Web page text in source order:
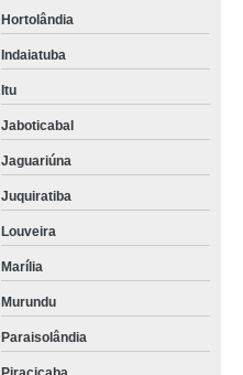
Hortolândia
Indaiatuba
Itu
Jaboticabal
Jaguariúna
Juquiratiba
Louveira
Marília
Murundu
Paraisolândia